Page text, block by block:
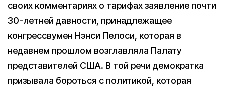
своих комментариях о тарифах заявление почти
30-летней давности, принадлежащее
конгрессвумен Нэнси Пелоси, которая в
недавнем прошлом возглавляла Палату
представителей США. В той речи демократка
призывала бороться с политикой, которая